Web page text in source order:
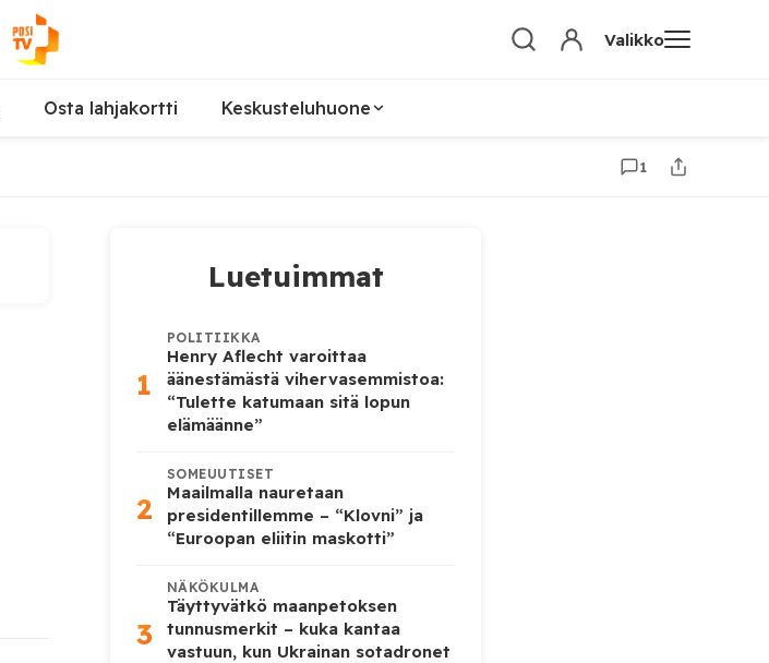
Valikko
Osta lahjakortti Keskusteluhuone
1
Luetuimmat
1
POLITIIKKA
Henry Aflecht varoittaa
äänestämästä vihervasemmistoa:
“Tulette katumaan sitä lopun
elämäänne”
2
SOMEUUTISET
Maailmalla nauretaan
presidentillemme – “Klovni” ja
“Euroopan eliitin maskotti”
3
NÄKÖKULMA
Täyttyvätkö maanpetoksen
tunnusmerkit – kuka kantaa
vastuun, kun Ukrainan sotadronet